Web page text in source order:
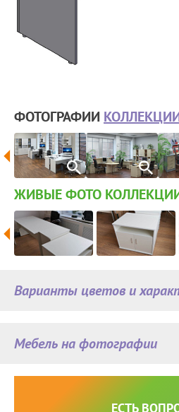
ФОТОГРАФИИ КОЛЛЕКЦИИ
ЖИВЫЕ ФОТО КОЛЛЕКЦИИ
Мебель на фотографии
Варианты цветов и
ЕСТЬ